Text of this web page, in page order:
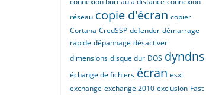
réseau copie d'écran copier
Cortana CredSSP defender démarrage
rapide dépannage désactiver
dimensions disque dur DOS dyndns
échange de fichiers écran esxi
exchange exchange 2010 exclusion Fast